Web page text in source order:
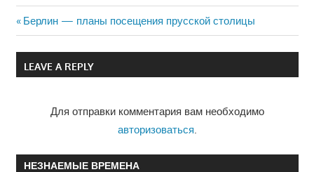
Навигация
по
Previous
Post:
Берлин — планы посещения прусской столицы
LEAVE A REPLY
Для отправки комментария вам необходимо
авторизоваться
НЕЗНАЕМЫЕ ВРЕМЕНА